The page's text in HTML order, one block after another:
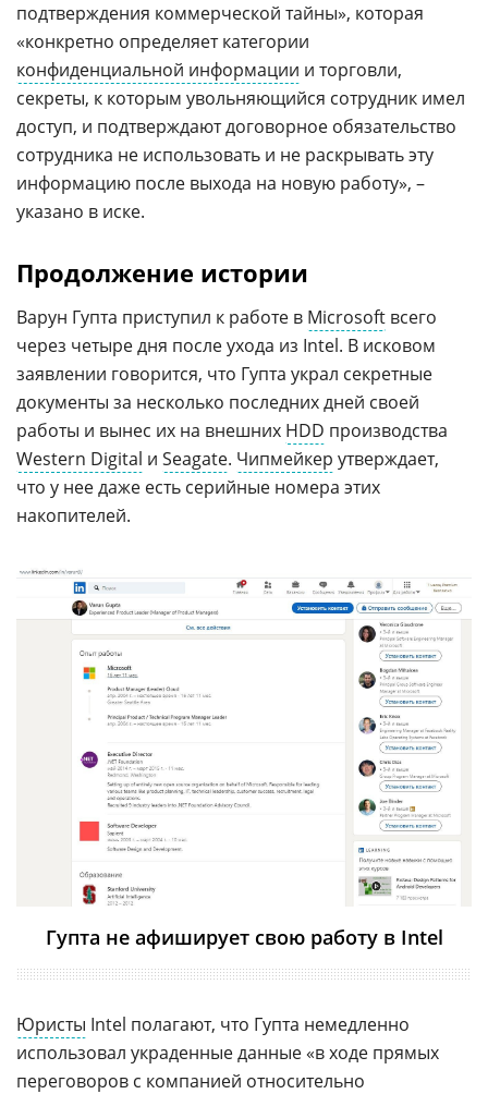
подтверждения коммерческой тайны», которая
«конкретно определяет категории
конфиденциальной информации и торговли,
секреты, к которым увольняющийся сотрудник имел
доступ, и подтверждают договорное обязательство
сотрудника не использовать и не раскрывать эту
информацию после выхода на новую работу», –
указано в иске.
Продолжение истории
Варун Гупта приступил к работе в Microsoft всего
через четыре дня после ухода из Intel. В исковом
заявлении говорится, что Гупта украл секретные
документы за несколько последних дней своей
работы и вынес их на внешних HDD производства
Western Digital и Seagate. Чипмейкер утверждает,
что у нее даже есть серийные номера этих
накопителей.
Гупта не афиширует свою работу в Intel
Юристы Intel полагают, что Гупта немедленно
использовал украденные данные «в ходе прямых
переговоров с компанией относительно